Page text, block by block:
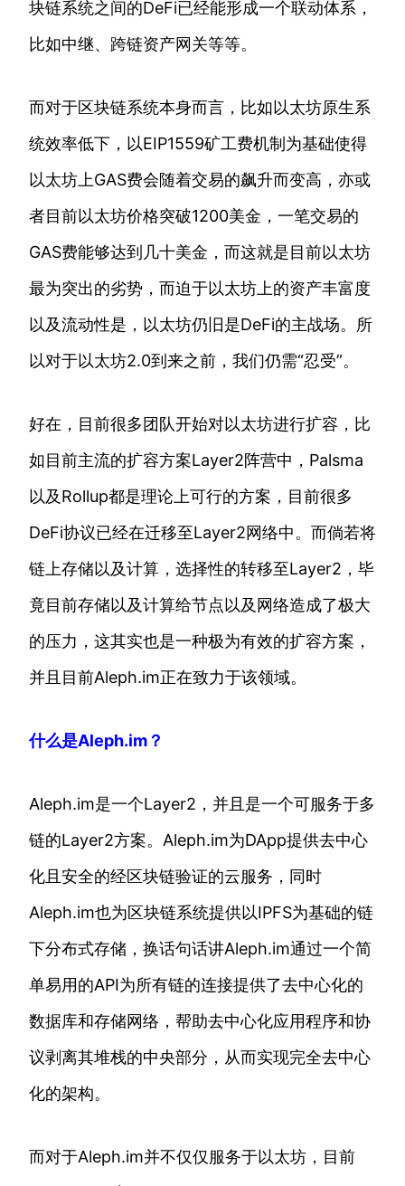
块链系统之间的DeFi已经能形成一个联动体系，
比如中继、跨链资产网关等等。
而对于区块链系统本身而言，比如以太坊原生系
统效率低下，以EIP1559矿工费机制为基础使得
以太坊上GAS费会随着交易的飙升而变高，亦或
者目前以太坊价格突破1200美金，一笔交易的
GAS费能够达到几十美金，而这就是目前以太坊
最为突出的劣势，而迫于以太坊上的资产丰富度
以及流动性是，以太坊仍旧是DeFi的主战场。所
以对于以太坊2.0到来之前，我们仍需“忍受”。
好在，目前很多团队开始对以太坊进行扩容，比
如目前主流的扩容方案Layer2阵营中，Palsma
以及Rollup都是理论上可行的方案，目前很多
DeFi协议已经在迁移至Layer2网络中。而倘若将
链上存储以及计算，选择性的转移至Layer2，毕
竟目前存储以及计算给节点以及网络造成了极大
的压力，这其实也是一种极为有效的扩容方案，
并且目前Aleph.im正在致力于该领域。
什么是Aleph.im？
Aleph.im是一个Layer2，并且是一个可服务于多
链的Layer2方案。Aleph.im为DApp提供去中心
化且安全的经区块链验证的云服务，同时
Aleph.im也为区块链系统提供以IPFS为基础的链
下分布式存储，换话句话讲Aleph.im通过一个简
单易用的API为所有链的连接提供了去中心化的
数据库和存储网络，帮助去中心化应用程序和协
议剥离其堆栈的中央部分，从而实现完全去中心
化的架构。
而对于Aleph.im并不仅仅服务于以太坊，目前